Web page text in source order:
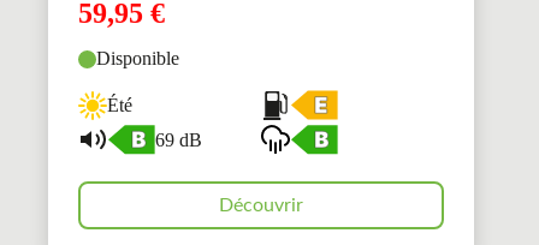
59,95 €
Disponible
Été
69 dB
Découvrir